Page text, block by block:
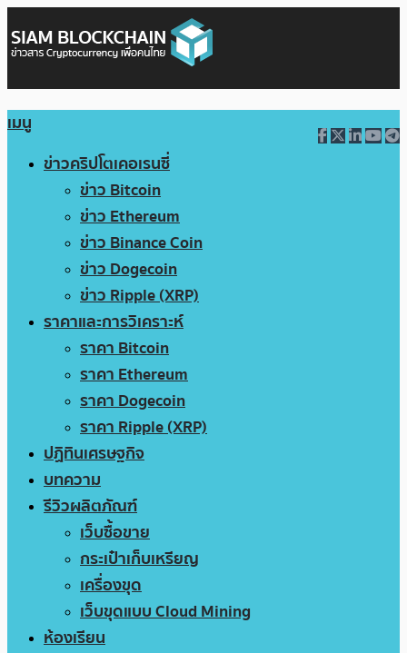
เมนู
ข่าวคริปโตเคอเรนซี่
ข่าว Bitcoin
ข่าว Ethereum
ข่าว Binance Coin
ข่าว Dogecoin
ข่าว Ripple (XRP)
ราคาและการวิเคราะห์
ราคา Bitcoin
ราคา Ethereum
ราคา Dogecoin
ราคา Ripple (XRP)
ปฏิทินเศรษฐกิจ
บทความ
รีวิวผลิตภัณฑ์
เว็บซื้อขาย
กระเป๋าเก็บเหรียญ
เครื่องขุด
เว็บขุดแบบ Cloud Mining
ห้องเรียน